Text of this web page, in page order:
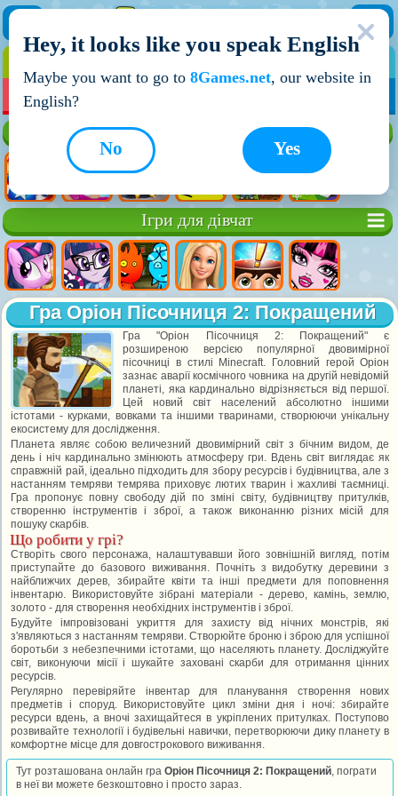
НОВІ ІГРИ
Ігри для дівчат
Гра Оріон Пісочниця 2: Покращений
Гра "Оріон Пісочниця 2: Покращений" є
розширеною версією популярної двовимірної
пісочниці в стилі Minecraft. Головний герой Оріон
зазнає аварії космічного човника на другій невідомій
планеті, яка кардинально відрізняється від першої.
Цей новий світ населений абсолютно іншими
істотами - курками, вовками та іншими тваринами, створюючи унікальну
екосистему для дослідження.
Планета являє собою величезний двовимірний світ з бічним видом, де
день і ніч кардинально змінюють атмосферу гри. Вдень світ виглядає як
справжній рай, ідеально підходить для збору ресурсів і будівництва, але з
настанням темряви темрява приховує лютих тварин і жахливі таємниці.
Гра пропонує повну свободу дій по зміні світу, будівництву притулків,
створенню інструментів і зброї, а також виконанню різних місій для
пошуку скарбів.
Що робити у грі?
Створіть свого персонажа, налаштувавши його зовнішній вигляд, потім
приступайте до базового виживання. Почніть з видобутку деревини з
найближчих дерев, збирайте квіти та інші предмети для поповнення
інвентарю. Використовуйте зібрані матеріали - дерево, камінь, землю,
золото - для створення необхідних інструментів і зброї.
Будуйте імпровізовані укриття для захисту від нічних монстрів, які
з'являються з настанням темряви. Створюйте броню і зброю для успішної
боротьби з небезпечними істотами, що населяють планету. Досліджуйте
світ, виконуючи місії і шукайте заховані скарби для отримання цінних
ресурсів.
Регулярно перевіряйте інвентар для планування створення нових
предметів і споруд. Використовуйте цикл зміни дня і ночі: збирайте
ресурси вдень, а вночі захищайтеся в укріплених притулках. Поступово
розвивайте технології і будівельні навички, перетворюючи дику планету в
комфортне місце для довгострокового виживання.
Тут розташована онлайн граОріон Пісочниця 2: Покращений, пограти
в неї ви можете безкоштовно і просто зараз.
Hey, it looks like you speak English
Maybe you want to go to 8Games.net, our website in
English?
Yes
No